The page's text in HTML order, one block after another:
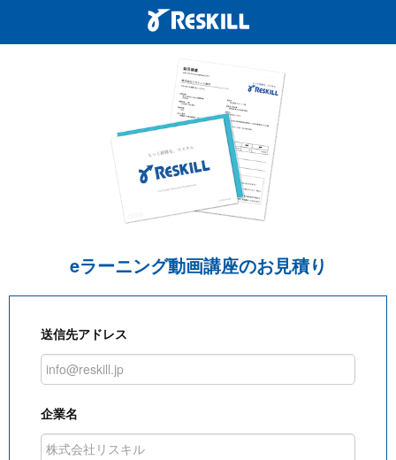
eラーニング動画講座のお見積り
送信先アドレス
企業名